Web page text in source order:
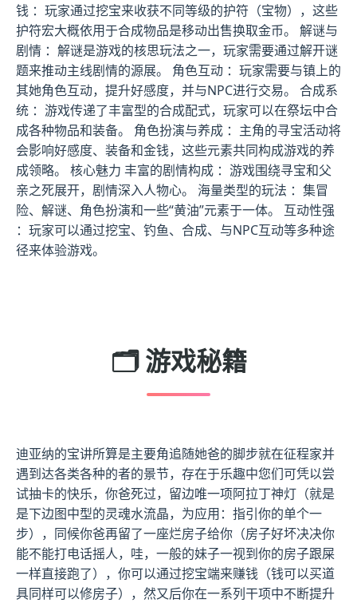
钱 ：玩家通过挖宝来收获不同等级的护符（宝物），这些
护符宏大概依用于合成物品是移动出售换取金币。 解谜与
剧情 ：解谜是游戏的核思玩法之一，玩家需要通过解开谜
题来推动主线剧情的源展。 角色互动 ：玩家需要与镇上的
其她角色互动，提升好感度，并与NPC进行交易。 合成系
统 ：游戏传递了丰富型的合成配式，玩家可以在祭坛中合
成各种物品和装备。 角色扮演与养成 ：主角的寻宝活动将
会影响好感度、装备和金钱，这些元素共同构成游戏的养
成领略。 核心魅力 丰富的剧情构成 ：游戏围绕寻宝和父
亲之死展开，剧情深入人物心。 海量类型的玩法 ：集冒
险、解谜、角色扮演和一些“黄油”元素于一体。 互动性强
：玩家可以通过挖宝、钓鱼、合成、与NPC互动等多种途
径来体验游戏。
🗂️ 游戏秘籍
迪亚纳的宝讲所算是主要角追随她爸的脚步就在征程家并
遇到达各类各种的者的景节，存在于乐趣中您们可凭以尝
试抽卡的快乐，你爸死过，留边唯一项阿拉丁神灯（就是
是下边图中型的灵魂水流晶，为应用：指引你的单个一
步），同候你爸再留了一座烂房子给你（房子好坏决决你
能不能打电话摇人，哇，一般的妹子一视到你的房子跟屎
一样直接跑了），你可以通过挖宝端来赚钱（钱可以买道
具同样可以修房子），然又后你在一系列干项中不断提升